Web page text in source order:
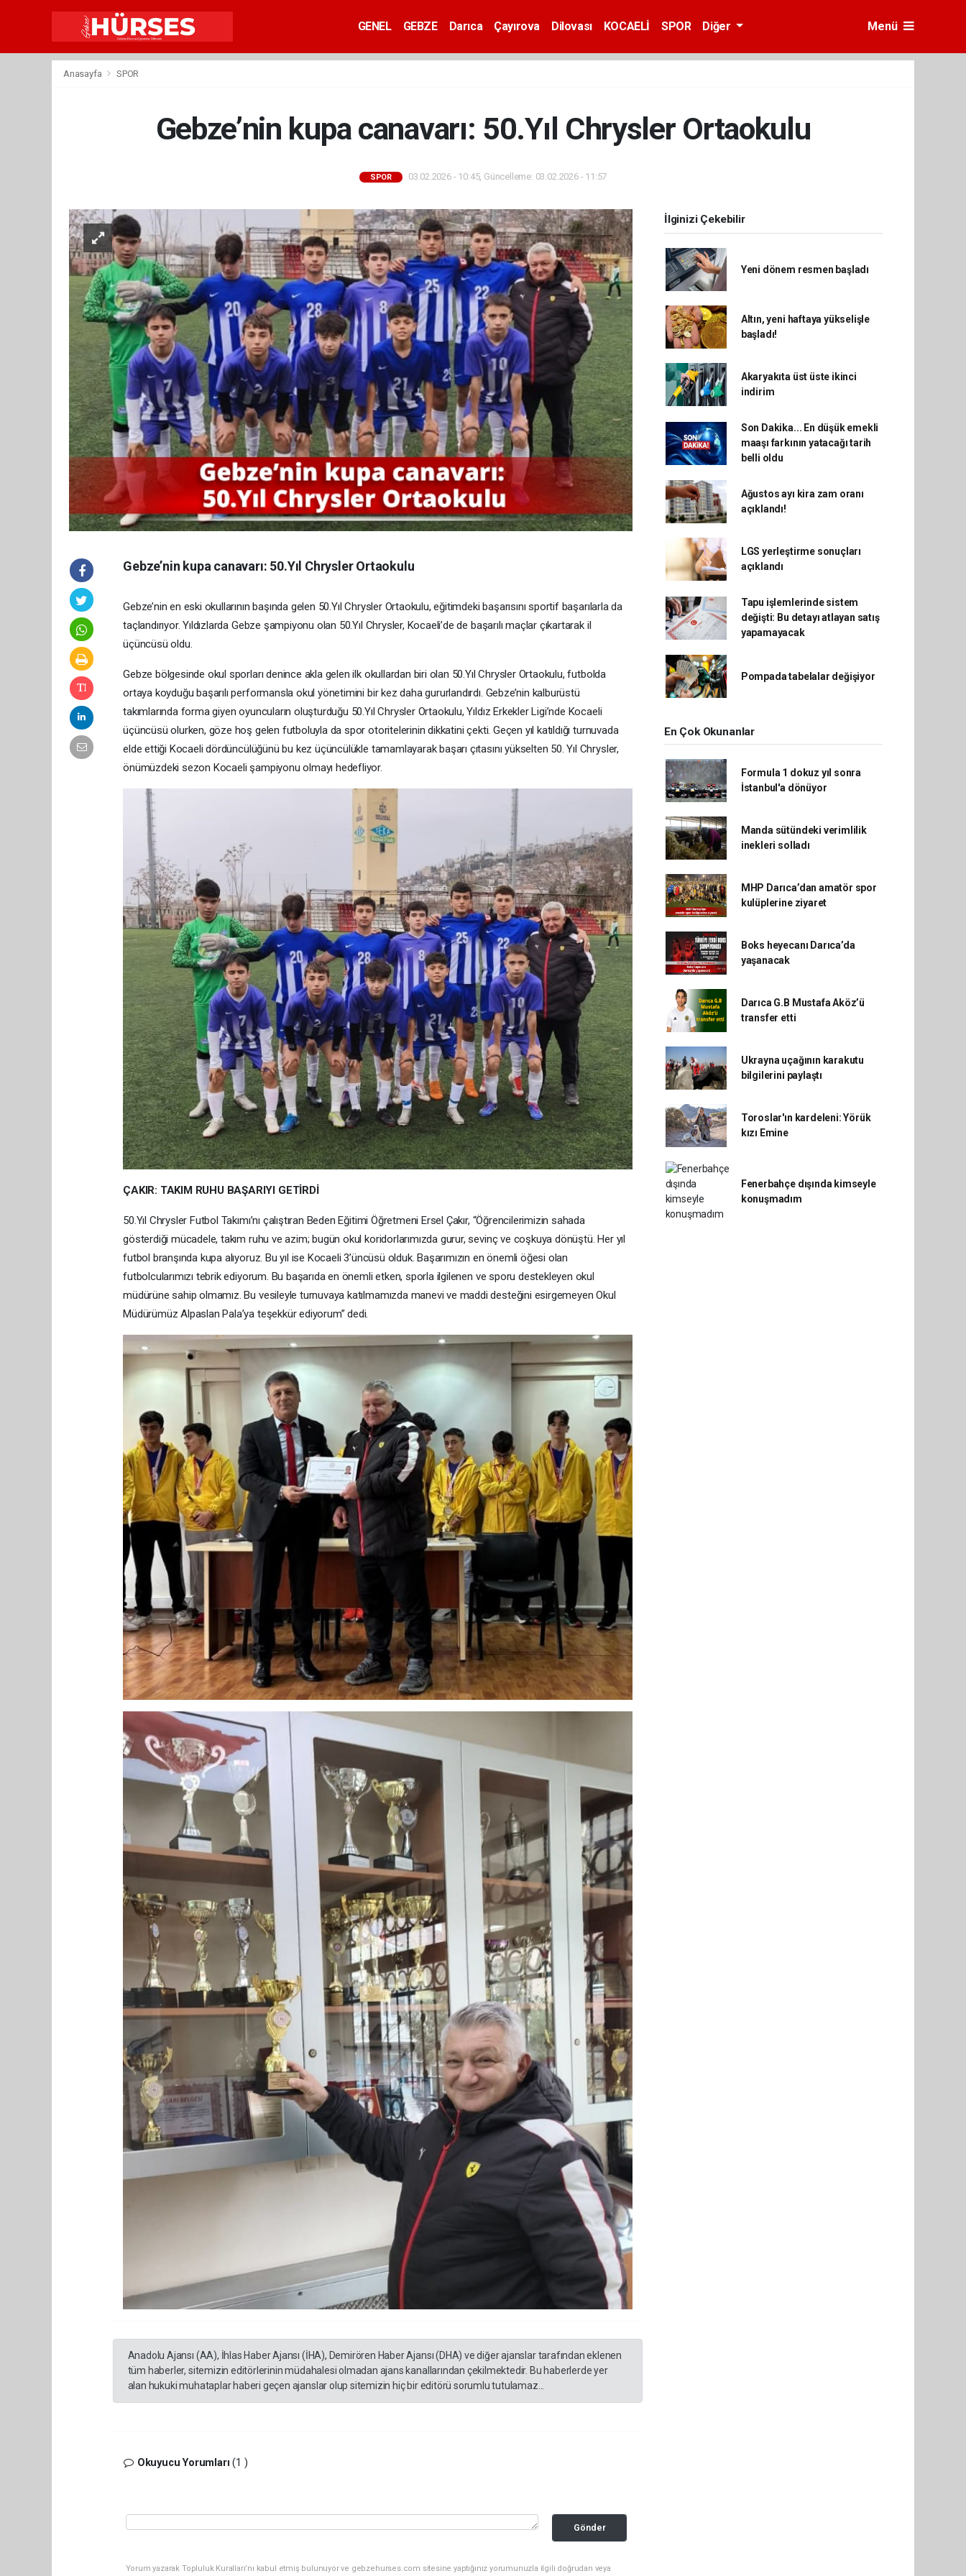
GENEL GEBZE Darıca Çayırova Dilovası KOCAELİ SPOR Diğer Menü
Anasayfa SPOR
Gebze’nin kupa canavarı: 50.Yıl Chrysler Ortaokulu
SPOR 03.02.2026 - 10:45, Güncelleme: 03.02.2026 - 11:57
Gebze’nin kupa canavarı: 50.Yıl Chrysler Ortaokulu
Gebze’nin en eski okullarının başında gelen 50.Yıl Chrysler Ortaokulu, eğitimdeki başarısını sportif başarılarla da
taçlandırıyor. Yıldızlarda Gebze şampiyonu olan 50.Yıl Chrysler, Kocaeli’de de başarılı maçlar çıkartarak il
üçüncüsü oldu.
Gebze bölgesinde okul sporları denince akla gelen ilk okullardan biri olan 50.Yıl Chrysler Ortaokulu, futbolda
ortaya koyduğu başarılı performansla okul yönetimini bir kez daha gururlandırdı. Gebze’nin kalburüstü
takımlarında forma giyen oyuncuların oluşturduğu 50.Yıl Chrysler Ortaokulu, Yıldız Erkekler Ligi’nde Kocaeli
üçüncüsü olurken, göze hoş gelen futboluyla da spor otoritelerinin dikkatini çekti. Geçen yıl katıldığı turnuvada
elde ettiği Kocaeli dördüncülüğünü bu kez üçüncülükle tamamlayarak başarı çıtasını yükselten 50. Yıl Chrysler,
önümüzdeki sezon Kocaeli şampiyonu olmayı hedefliyor.
ÇAKIR: TAKIM RUHU BAŞARIYI GETİRDİ
50.Yıl Chrysler Futbol Takımı’nı çalıştıran Beden Eğitimi Öğretmeni Ersel Çakır, “Öğrencilerimizin sahada
gösterdiği mücadele, takım ruhu ve azim; bugün okul koridorlarımızda gurur, sevinç ve coşkuya dönüştü. Her yıl
futbol branşında kupa alıyoruz. Bu yıl ise Kocaeli 3’üncüsü olduk. Başarımızın en önemli öğesi olan
futbolcularımızı tebrik ediyorum. Bu başarıda en önemli etken, sporla ilgilenen ve sporu destekleyen okul
müdürüne sahip olmamız. Bu vesileyle turnuvaya katılmamızda manevi ve maddi desteğini esirgemeyen Okul
Müdürümüz Alpaslan Pala’ya teşekkür ediyorum” dedi.
Anadolu Ajansı (AA), İhlas Haber Ajansı (İHA), Demirören Haber Ajansı (DHA) ve diğer ajanslar tarafından eklenen
tüm haberler, sitemizin editörlerinin müdahalesi olmadan ajans kanallarından çekilmektedir. Bu haberlerde yer
alan hukuki muhataplar haberi geçen ajanslar olup sitemizin hiç bir editörü sorumlu tutulamaz...
Okuyucu Yorumları(1 )
Gönder
Yorum yazarak Topluluk Kuralları’nı kabul etmiş bulunuyor ve gebzehurses.com sitesine yaptığınız yorumunuzla ilgili doğrudan veya
İlginizi Çekebilir
Yeni dönem resmen başladı
Altın, yeni haftaya yükselişle
başladı!
Akaryakıta üst üste ikinci
indirim
Son Dakika... En düşük emekli
maaşı farkının yatacağı tarih
belli oldu
Ağustos ayı kira zam oranı
açıklandı!
LGS yerleştirme sonuçları
açıklandı
Tapu işlemlerinde sistem
değişti: Bu detayı atlayan satış
yapamayacak
Pompada tabelalar değişiyor
En Çok Okunanlar
Formula 1 dokuz yıl sonra
İstanbul'a dönüyor
Manda sütündeki verimlilik
inekleri solladı
MHP Darıca’dan amatör spor
kulüplerine ziyaret
Boks heyecanı Darıca’da
yaşanacak
Darıca G.B Mustafa Aköz’ü
transfer etti
Ukrayna uçağının karakutu
bilgilerini paylaştı
Toroslar'ın kardeleni: Yörük
kızı Emine
Fenerbahçe dışında kimseyle
konuşmadım